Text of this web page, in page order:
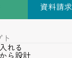
資料請求
れる
ら設計